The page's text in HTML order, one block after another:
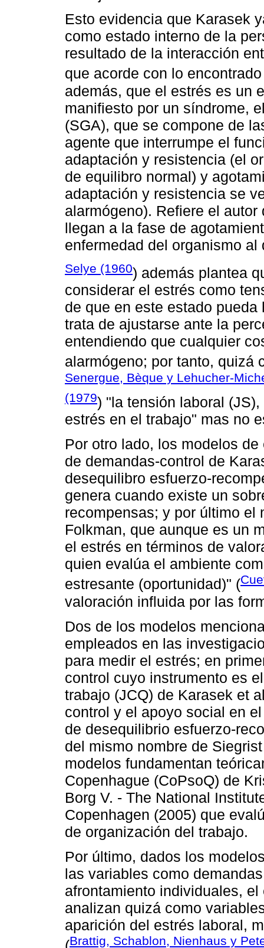
Esto evidencia que Karasek
como estado interno de la
resultado de la interacción
que acorde con lo
además, que el estrés es un
manifiesto por un síndrome,
(SGA), que se compone de
agente que interrumpe el
adaptación y resistencia (el
de equilibro normal) y
adaptación y resistencia se
alarmógeno). Refiere el
llegan a la fase de
enfermedad del organismo
Selye (1960) además plantea
considerar el estrés como
de que en este estado
trata de ajustarse ante la
entendiendo que cualquier
alarmógeno; por tanto, quizá
Senergue, Bèque y Lehucher-
(1979) "la tensión laboral
estrés en el trabajo" mas no
Por otro lado, los modelos
de demandas-control de
desequilibro esfuerzo-
genera cuando existe un
recompensas; y por último el
Folkman, que aunque es un
el estrés en términos de
quien evalúa el ambiente
estresante (oportunidad)" (
valoración influida por las
Dos de los modelos
empleados en las
para medir el estrés; en
control cuyo instrumento es
trabajo (JCQ) de Karasek et
control y el apoyo social en
de desequilibrio esfuerzo-
del mismo nombre de
modelos fundamentan
Copenhague (CoPsoQ) de
Borg V. - The National
Copenhagen (2005) que
de organización del trabajo.
Por último, dados los
las variables como
afrontamiento individuales,
analizan quizá como
aparición del estrés laboral,
Brattig, Schablon, Nienhaus y